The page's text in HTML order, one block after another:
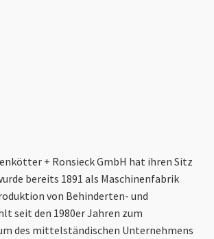
+ Ronsieck GmbH hat ihren Sitz
bereits 1891 als Maschinenfabrik
von Behinderten- und
seit den 1980er Jahren zum
des mittelständischen Unternehmens